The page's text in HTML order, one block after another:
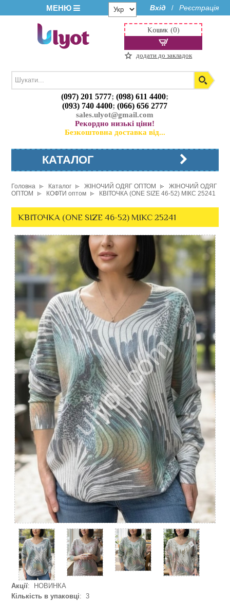
МЕНЮ Вхід / Реєстрація
(097) 201 5777;(098) 611 4400;
(093) 740 4400;(066) 656 2777
sales.ulyot@gmail.com
Рекордно низькі ціни!
Безкоштовна доставка від...
Кошик (0)
додати до закладок
КАТАЛОГ
Головна Каталог ЖІНОЧИЙ ОДЯГ ОПТОМ
ЖІНОЧИЙ ОДЯГ
ОПТОМ
КОФТИ оптом КВІТОЧКА (ONE SIZE 46-52) МІКС 25241
КВІТОЧКА (ONE SIZE 46-52) МІКС 25241
Акції: НОВИНКА
Кількість в упаковці: 3